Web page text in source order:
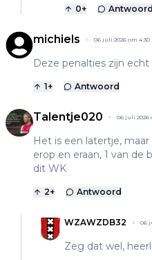
0+ Antwoord
michiels 06 juli 2026 om 4:30
Deze penalties zijn
1+ Antwoord
Talentje020 06 juli 2026
Het is een latertje,
erop en eraan, 1 van
dit WK
2+ Antwoord
WZAWZDB32 06
Zeg dat wel,